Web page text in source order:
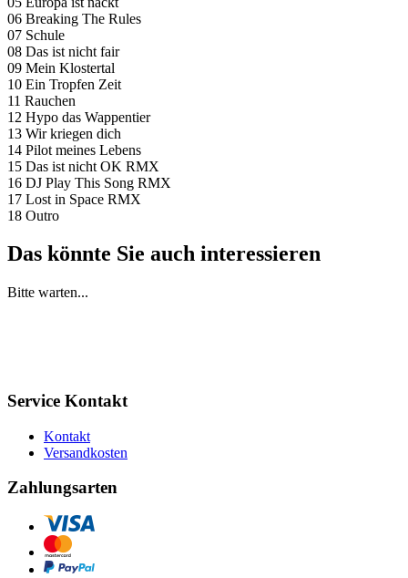
06 Breaking The Rules
07 Schule
08 Das ist nicht fair
09 Mein Klostertal
10 Ein Tropfen Zeit
11 Rauchen
12 Hypo das Wappentier
13 Wir kriegen dich
14 Pilot meines Lebens
15 Das ist nicht OK RMX
16 DJ Play This Song RMX
17 Lost in Space RMX
18 Outro
Das könnte Sie auch interessieren
Bitte warten...
Service Kontakt
Kontakt
Versandkosten
Zahlungsarten